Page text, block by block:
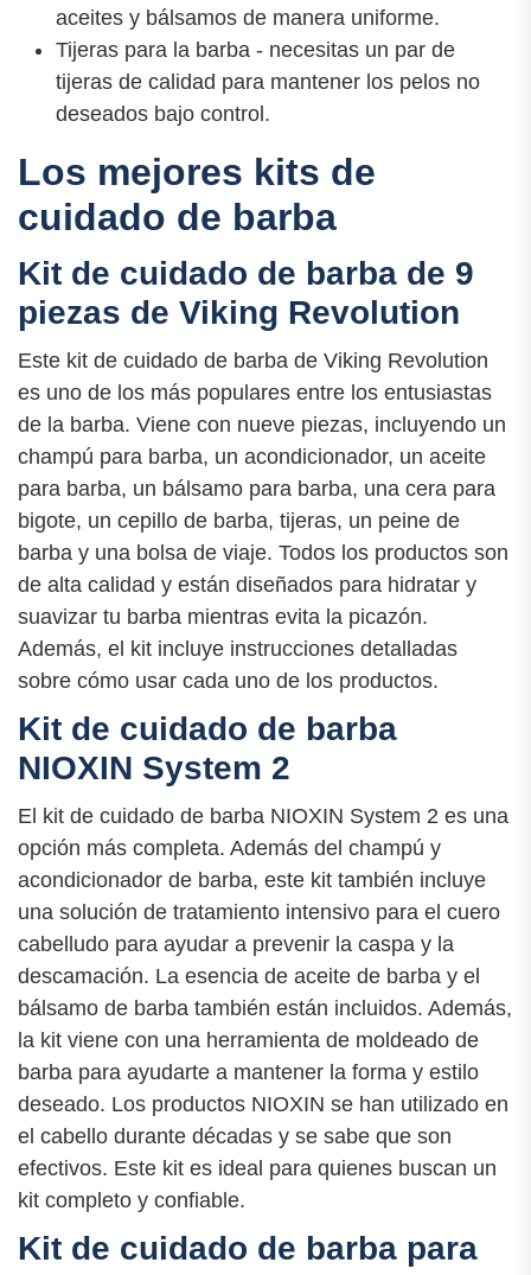
aceites y bálsamos de manera uniforme.
Tijeras para la barba - necesitas un par de
tijeras de calidad para mantener los pelos no
deseados bajo control.
Los mejores kits de
cuidado de barba
Kit de cuidado de barba de 9
piezas de Viking Revolution
Este kit de cuidado de barba de Viking Revolution
es uno de los más populares entre los entusiastas
de la barba. Viene con nueve piezas, incluyendo un
champú para barba, un acondicionador, un aceite
para barba, un bálsamo para barba, una cera para
bigote, un cepillo de barba, tijeras, un peine de
barba y una bolsa de viaje. Todos los productos son
de alta calidad y están diseñados para hidratar y
suavizar tu barba mientras evita la picazón.
Además, el kit incluye instrucciones detalladas
sobre cómo usar cada uno de los productos.
Kit de cuidado de barba
NIOXIN System 2
El kit de cuidado de barba NIOXIN System 2 es una
opción más completa. Además del champú y
acondicionador de barba, este kit también incluye
una solución de tratamiento intensivo para el cuero
cabelludo para ayudar a prevenir la caspa y la
descamación. La esencia de aceite de barba y el
bálsamo de barba también están incluidos. Además,
la kit viene con una herramienta de moldeado de
barba para ayudarte a mantener la forma y estilo
deseado. Los productos NIOXIN se han utilizado en
el cabello durante décadas y se sabe que son
efectivos. Este kit es ideal para quienes buscan un
kit completo y confiable.
Kit de cuidado de barba para